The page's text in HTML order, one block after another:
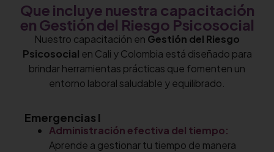
Que incluye nuestra capacitación
en Gestión del Riesgo Psicosocial
Nuestro capacitación en Gestión del Riesgo
Psicosocial en Cali y Colombia está diseñado para
brindar herramientas prácticas que fomenten un
entorno laboral saludable y equilibrado.
Emergencias I
Administración efectiva del tiempo:
Aprende a gestionar tu tiempo de manera